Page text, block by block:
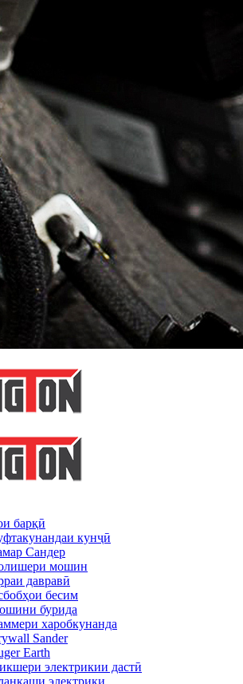
барқӣ
кунҷӣ
Сандер
мошин
давравӣ
бесим
бурида
харобкунанда
Sander
Earth
электрикии дастӣ
электрики